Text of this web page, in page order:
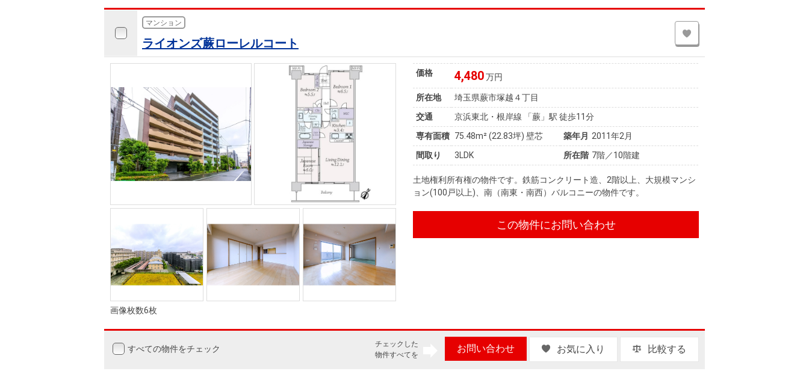
マンション
ライオンズ蕨ローレルコート
画像枚数6枚
価格 4,480万円
所在地
埼玉県蕨市塚越４丁目
交通
京浜東北・根岸線 「蕨」駅 徒歩11分
専有面積 75.48m²(22.83坪) 壁芯 築年月 2011年2月
間取り
3LDK 所在階 7階／10階建
土地権利所有権の物件です。鉄筋コンクリート造、2階以上、大規模マンシ
ョン(100戸以上)、南（南東・南西）バルコニーの物件です。
この物件にお問い合わせ
すべての物件をチェック
チェックした
物件すべてを
お問い合わせ お気に入り 比較する